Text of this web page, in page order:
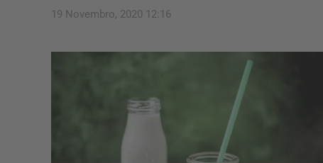
19 Novembro, 2020 12:16